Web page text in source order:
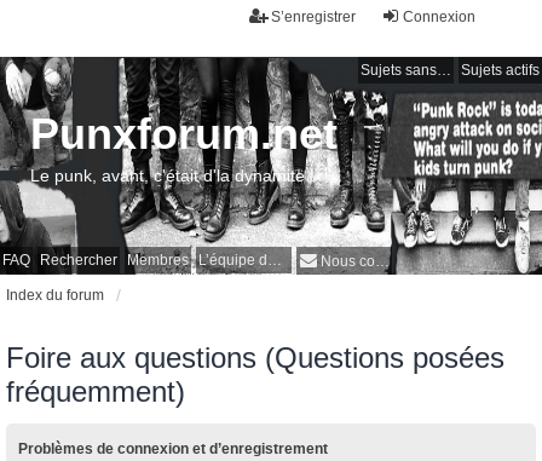
Connexion
S’enregistrer
Sujets sans réponse Sujets actifs
FAQ Rechercher Membres L’équipe du forum Nous contacter
Punxforum.net
Le punk, avant, c'était d'la dynamite !
Index du forum
Foire aux questions (Questions posées
fréquemment)
Problèmes de connexion et d’enregistrement